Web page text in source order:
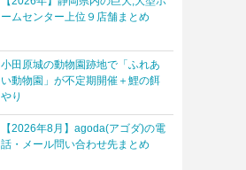
ームセンター上位９店舗まとめ
小田原城の動物園跡地で「ふれあ
い動物園」が不定期開催＋鯉の餌
やり
【2026年8月】agoda(アゴダ)の電
話・メール問い合わせ先まとめ